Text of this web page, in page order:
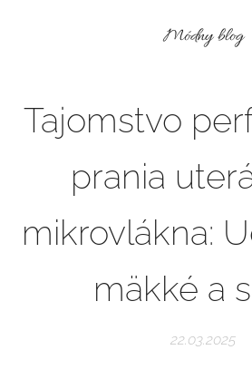
Módny blog
Tajomstvo
prania
mikrovlákna:
mäkké a
22.03.2025